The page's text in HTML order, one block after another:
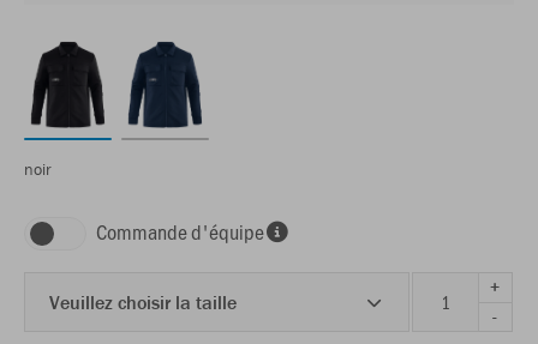
noir
Commande d'équipe
Veuillez choisir la taille
+
-